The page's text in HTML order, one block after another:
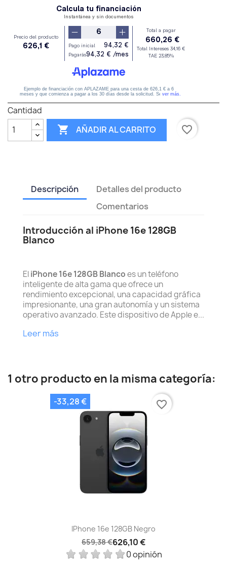
Cantidad
 AÑADIR AL CARRITO favorite_border
Descripción
Detalles del producto
Comentarios
Introducción al iPhone 16e 128GB
Blanco
EliPhone 16e 128GB Blancoes un teléfono
inteligente de alta gama que ofrece un
rendimiento excepcional, una capacidad gráfica
impresionante, una gran autonomía y un sistema
operativo avanzado. Este dispositivo de Apple e...
Leer más
1 otro producto en la misma categoría:
IPhone 16e 128GB Negro
659,38 €626,10 €
0 opinión
-33,28 € favorite_border